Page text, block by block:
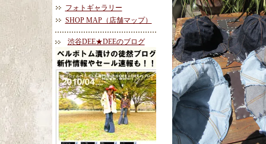
フォトギャラリー
SHOP MAP（店舗マップ）
渋谷DEE★DEEのブログ